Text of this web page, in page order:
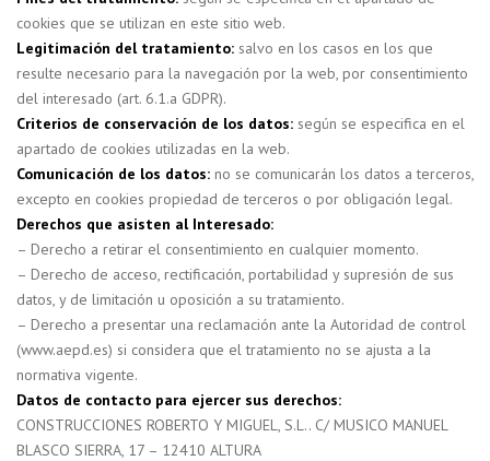
cookies que se utilizan en este sitio web.
Legitimación del tratamiento: salvo en los casos en los que
resulte necesario para la navegación por la web, por consentimiento
del interesado (art. 6.1.a GDPR).
Criterios de conservación de los datos: según se especifica en el
apartado de cookies utilizadas en la web.
Comunicación de los datos: no se comunicarán los datos a terceros,
excepto en cookies propiedad de terceros o por obligación legal.
Derechos que asisten al Interesado:
– Derecho a retirar el consentimiento en cualquier momento.
– Derecho de acceso, rectificación, portabilidad y supresión de sus
datos, y de limitación u oposición a su tratamiento.
– Derecho a presentar una reclamación ante la Autoridad de control
(www.aepd.es) si considera que el tratamiento no se ajusta a la
normativa vigente.
Datos de contacto para ejercer sus derechos:
CONSTRUCCIONES ROBERTO Y MIGUEL, S.L.. C/ MUSICO MANUEL
BLASCO SIERRA, 17 – 12410 ALTURA